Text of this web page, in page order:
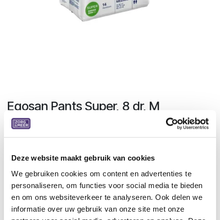
Deze website maakt gebruik van cookies
We gebruiken cookies om content en advertenties te
personaliseren, om functies voor social media te bieden
en om ons websiteverkeer te analyseren. Ook delen we
informatie over uw gebruik van onze site met onze
Egosan Pants Super, 8 dr, M
Medium, 14 st, 6 pakken/doos
Hypoallergene non-woven stof
Gekleurde sticker op de achterkant
Vervagende vochtindicator
Scheurbare zijkanten
Elastische tailleband
Hypoallergeen elastisch ter hoogte van de lies